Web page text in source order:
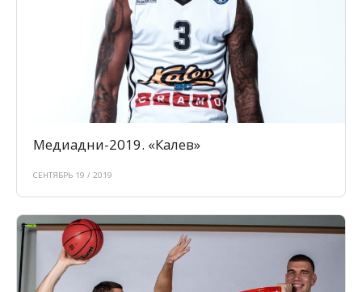
Медиадни-2019. «Калев»
СЕНТЯБРЬ 19 / 2019